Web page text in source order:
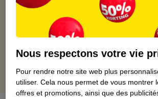
Livraison à domicile gratuite à partir de
livraison gratuite sur divers produits
Retours gratuits dans un délai de 30 jours
Nous respectons votre vie
Pour rendre notre site web plus
utiliser. Cela nous permet de vous montrer
offres et promotions, ainsi que des